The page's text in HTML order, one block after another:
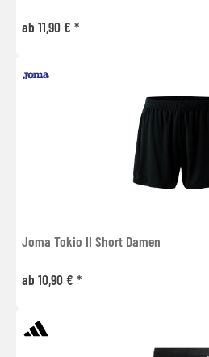
ab 11,90 € *
Joma Tokio II Short Damen
ab 10,90 € *